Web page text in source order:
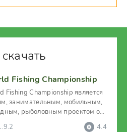
Fishing Championship
Fishing Championship является
занимательным, мобильным,
рыболовным проектом от
студии.
4.4